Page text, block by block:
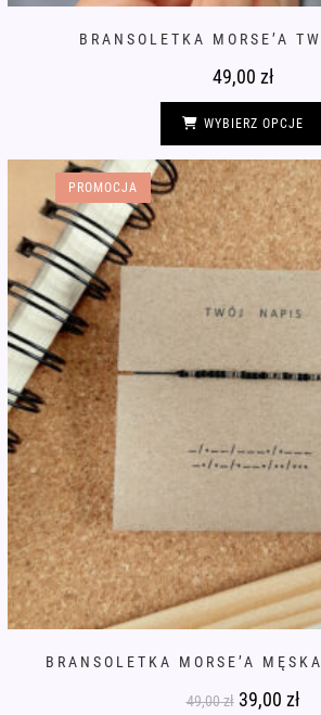
BRANSOLETKA MORSE’A
49,00 zł
WYBIERZ OPCJE
PROMOCJA
BRANSOLETKA MORSE’A
49,00zł Pierwotna
cena
39,00 zł